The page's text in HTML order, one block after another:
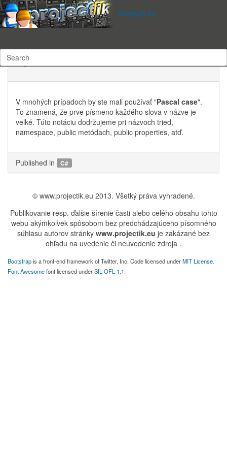
projectik.eu
Subscribe to this RSS feed
štvrtok, 12 november 2015 13:48
Vadel 3356 times
C# - Veľkosť písmen v názvoch - Capitalization
Styles
V mnohých prípadoch by ste mali používať "Pascal case".
To znamená, že prve písmeno každého slova v názve je
veľké. Túto notáciu dodržujeme pri názvoch tried,
namespace, public metódach, public properties, atď.
Published in C#
© www.projectik.eu 2013. Všetký práva vyhradené.
Publikovanie resp. ďalšie šírenie časti alebo celého obsahu tohto
webu akýmkoľvek spôsobom bez predchádzajúceho písomného
súhlasu autorov stránky www.projectik.eu je zakázané bez
ohľadu na uvedenie či neuvedenie zdroja .
Bootstrapis a front-end framework of Twitter, Inc. Code licensed underMIT License.
Font Awesomefont licensed underSIL OFL 1.1.